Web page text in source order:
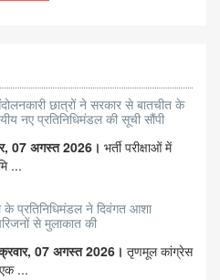
छात्रों ने सरकार से बातचीत के
नए प्रतिनिधिमंडल की सूची सौंपी
07 अगस्त 2026। भर्ती परीक्षाओं में
...
के प्रतिनिधिमंडल ने दिवंगत आशा
से मुलाकात की
07 अगस्त 2026। तृणमूल कांग्रेस
...